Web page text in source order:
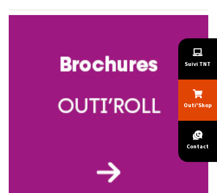
Suivi TNT
Outi'Shop
Contact